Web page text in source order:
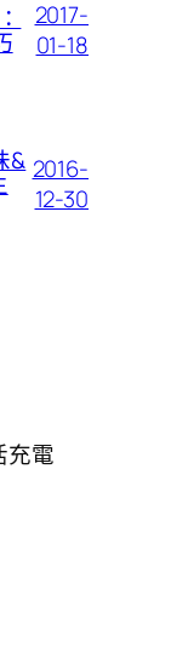
2017-
01-18
& 2016-
12-30
充電